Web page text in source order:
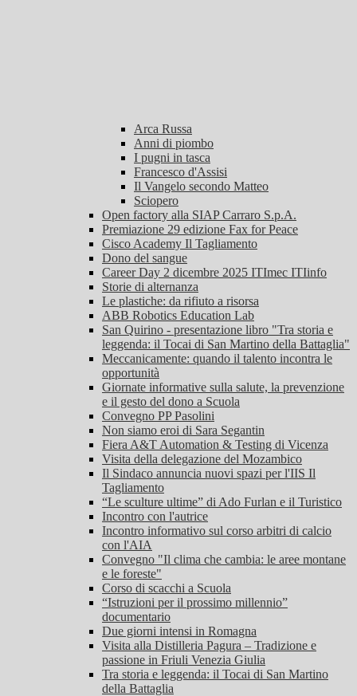
Arca Russa
Anni di piombo
I pugni in tasca
Francesco d'Assisi
Il Vangelo secondo Matteo
Sciopero
Open factory alla SIAP Carraro S.p.A.
Premiazione 29 edizione Fax for Peace
Cisco Academy Il Tagliamento
Dono del sangue
Career Day 2 dicembre 2025 ITImec ITIinfo
Storie di alternanza
Le plastiche: da rifiuto a risorsa
ABB Robotics Education Lab
San Quirino - presentazione libro "Tra storia e
leggenda: il Tocai di San Martino della Battaglia"
Meccanicamente: quando il talento incontra le
opportunità
Giornate informative sulla salute, la prevenzione
e il gesto del dono a Scuola
Convegno PP Pasolini
Non siamo eroi di Sara Segantin
Fiera A&T Automation & Testing di Vicenza
Visita della delegazione del Mozambico
Il Sindaco annuncia nuovi spazi per l'IIS Il
Tagliamento
“Le sculture ultime” di Ado Furlan e il Turistico
Incontro con l'autrice
Incontro informativo sul corso arbitri di calcio
con l'AIA
Convegno "Il clima che cambia: le aree montane
e le foreste"
Corso di scacchi a Scuola
“Istruzioni per il prossimo millennio”
documentario
Due giorni intensi in Romagna
Visita alla Distilleria Pagura – Tradizione e
passione in Friuli Venezia Giulia
Tra storia e leggenda: il Tocai di San Martino
della Battaglia